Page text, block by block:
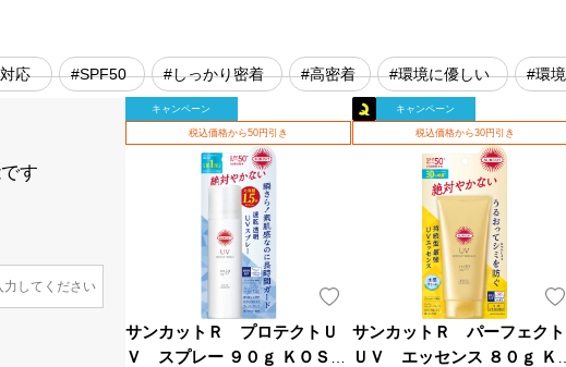
応 #SPF50 #しっかり密着 #高密着 #環境に優しい #環
す
キャンペーン
税込価格から50円引き
サンカットＲ プロテクトＵ
Ｖ スプレー ９０ｇ ＫＯＳＥ
キャンペーン
税込価格から30円引き
サンカットＲ パーフェクト
ＵＶ エッセンス ８０ｇ ＫＯ